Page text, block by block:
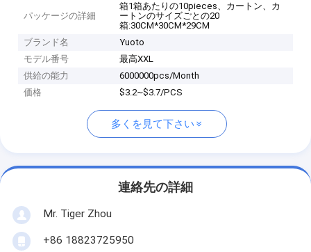
パッケージの詳細
箱1箱あたりの10pieces、カートン、カ
ートンのサイズごとの20
箱:30CM*30CM*29CM
ブランド名
Yuoto
モデル番号
最高XXL
供給の能力
6000000pcs/Month
価格
$3.2~$3.7/PCS
多くを見て下さい
連絡先の詳細
Mr. Tiger Zhou
+86 18823725950